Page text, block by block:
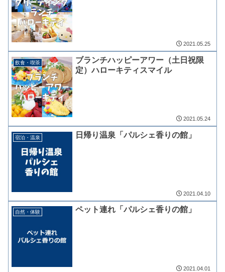
2021.05.25
飲食・喫茶
ブランチハッピーアワー（土日祝限
定）ハローキティスマイル
2021.05.24
宿泊・温泉 日帰り温泉「パルシェ香りの館」
2021.04.10
自然・体験 ペット連れ「パルシェ香りの館」
2021.04.01